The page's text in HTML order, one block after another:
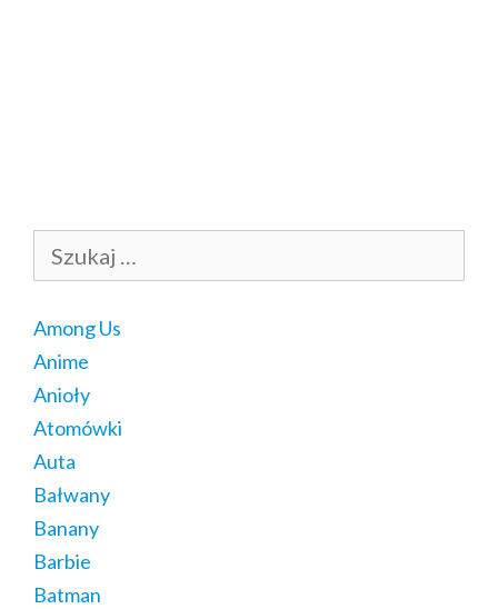
Among Us
Anime
Anioły
Atomówki
Auta
Bałwany
Banany
Barbie
Batman